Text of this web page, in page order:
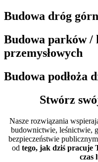
Budowa dróg
Budowa parków /
przemysłowych
Budowa podłoża
Stwórz
Nasze rozwiązania
budownictwie, leśnictwie,
bezpieczeństwie
od tego, jak dziś pracuje
czas